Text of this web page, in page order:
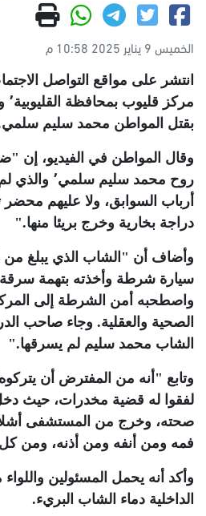
الخميس 9 يناير 2025 10:58 م
انتشر على مواقع التواصل
بقتل المواطن محمد سليم سلمي
وقال المواطن في الفيديو، إن
روح محمد
دراجة بخارية وخرج بريئا منها".
واصطحبه أمن الشرطة إلى
الصحية والعقلية. وجاء صاحب
الشاب محمد سليم لم يسرقها".
لفقوا له قضية مخدرات، حيث
فمه ومن أنفه ومن أذنه، ومن
وأكد أنه يحمل المسئولين
الداخلية دماء الشاب البريء.